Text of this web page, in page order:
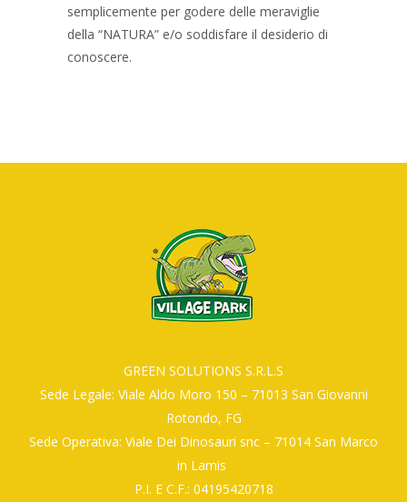
semplicemente per godere delle meraviglie
della “NATURA” e/o soddisfare il desiderio di
conoscere.
GREEN SOLUTIONS S.R.L.S
Sede Legale: Viale Aldo Moro 150 – 71013 San Giovanni
Rotondo, FG
Sede Operativa: Viale Dei Dinosauri snc – 71014 San Marco
in Lamis
P.I. E C.F.: 04195420718